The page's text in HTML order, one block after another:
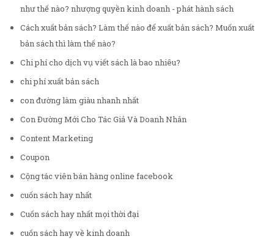
như thế nào? nhượng quyền kinh doanh - phát hành sách
Cách xuất bản sách? Làm thế nào để xuất bản sách? Muốn xuất
bản sách thì làm thế nào?
Chi phí cho dịch vụ viết sách là bao nhiêu?
chi phí xuất bản sách
con đường làm giàu nhanh nhất
Con Đường Mới Cho Tác Giả Và Doanh Nhân
Content Marketing
Coupon
Cộng tác viên bán hàng online facebook
cuốn sách hay nhất
Cuốn sách hay nhất mọi thời đại
cuốn sách hay về kinh doanh